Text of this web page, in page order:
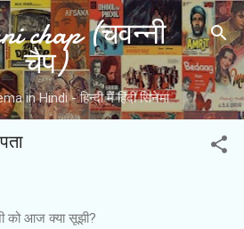
to main content
chap (चवन्नी
चैप)
in Hindi - हिन्दी में हिंदी सिनेमा
को आज क्या सूझी?